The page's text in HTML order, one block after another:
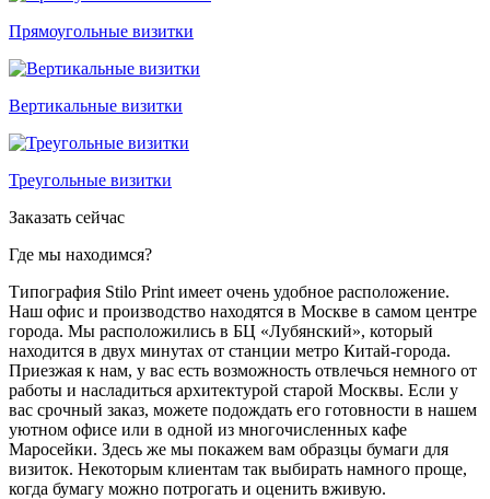
Прямоугольные визитки
Вертикальные визитки
Треугольные визитки
Заказать сейчас
Где мы находимся?
Типография Stilo Print имеет очень удобное расположение.
Наш офис и производство находятся в Москве в самом центре
города. Мы расположились в БЦ «Лубянский», который
находится в двух минутах от станции метро Китай-города.
Приезжая к нам, у вас есть возможность отвлечься немного от
работы и насладиться архитектурой старой Москвы. Если у
вас срочный заказ, можете подождать его готовности в нашем
уютном офисе или в одной из многочисленных кафе
Маросейки. Здесь же мы покажем вам образцы бумаги для
визиток. Некоторым клиентам так выбирать намного проще,
когда бумагу можно потрогать и оценить вживую.